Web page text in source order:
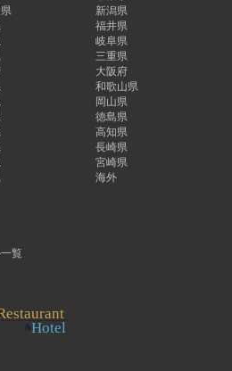
新潟県
福井県
岐阜県
三重県
大阪府
和歌山県
岡山県
徳島県
高知県
長崎県
宮崎県
海外
覧